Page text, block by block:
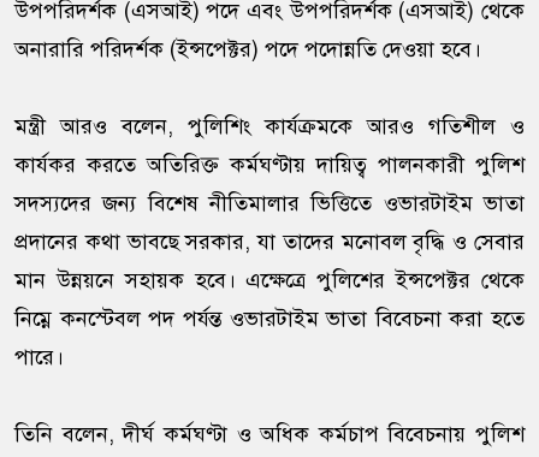
উপপরিদর্শক (এসআই) পদে এবং উপপরিদর্শক (এসআই) থেকে
অনারারি পরিদর্শক (ইন্সপেক্টর) পদে পদোন্নতি দেওয়া হবে।
মন্ত্রী আরও বলেন, পুলিশিং কার্যক্রমকে আরও গতিশীল ও
কার্যকর করতে অতিরিক্ত কর্মঘণ্টায় দায়িত্ব পালনকারী পুলিশ
সদস্যদের জন্য বিশেষ নীতিমালার ভিত্তিতে ওভারটাইম ভাতা
প্রদানের কথা ভাবছে সরকার, যা তাদের মনোবল বৃদ্ধি ও সেবার
মান উন্নয়নে সহায়ক হবে। এক্ষেত্রে পুলিশের ইন্সপেক্টর থেকে
নিম্নে কনস্টেবল পদ পর্যন্ত ওভারটাইম ভাতা বিবেচনা করা হতে
পারে।
তিনি বলেন, দীর্ঘ কর্মঘণ্টা ও অধিক কর্মচাপ বিবেচনায় পুলিশ